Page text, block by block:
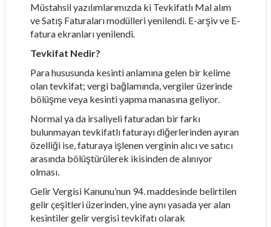
Müstahsil yazılımlarımızda ki Tevkifatlı Mal alım
ve Satış Faturaları modülleri yenilendi. E-arşiv ve E-
fatura ekranları yenilendi.
Tevkifat Nedir?
Para hususunda kesinti anlamına gelen bir kelime
olan tevkifat; vergi bağlamında, vergiler üzerinde
bölüşme veya kesinti yapma manasına geliyor.
Normal ya da irsaliyeli faturadan bir farkı
bulunmayan tevkifatlı faturayı diğerlerinden ayıran
özelliği ise, faturaya işlenen verginin alıcı ve satıcı
arasında bölüştürülerek ikisinden de alınıyor
olması.
Gelir Vergisi Kanunu’nun 94. maddesinde belirtilen
gelir çeşitleri üzerinden, yine aynı yasada yer alan
kesintiler gelir vergisi tevkifatı olarak